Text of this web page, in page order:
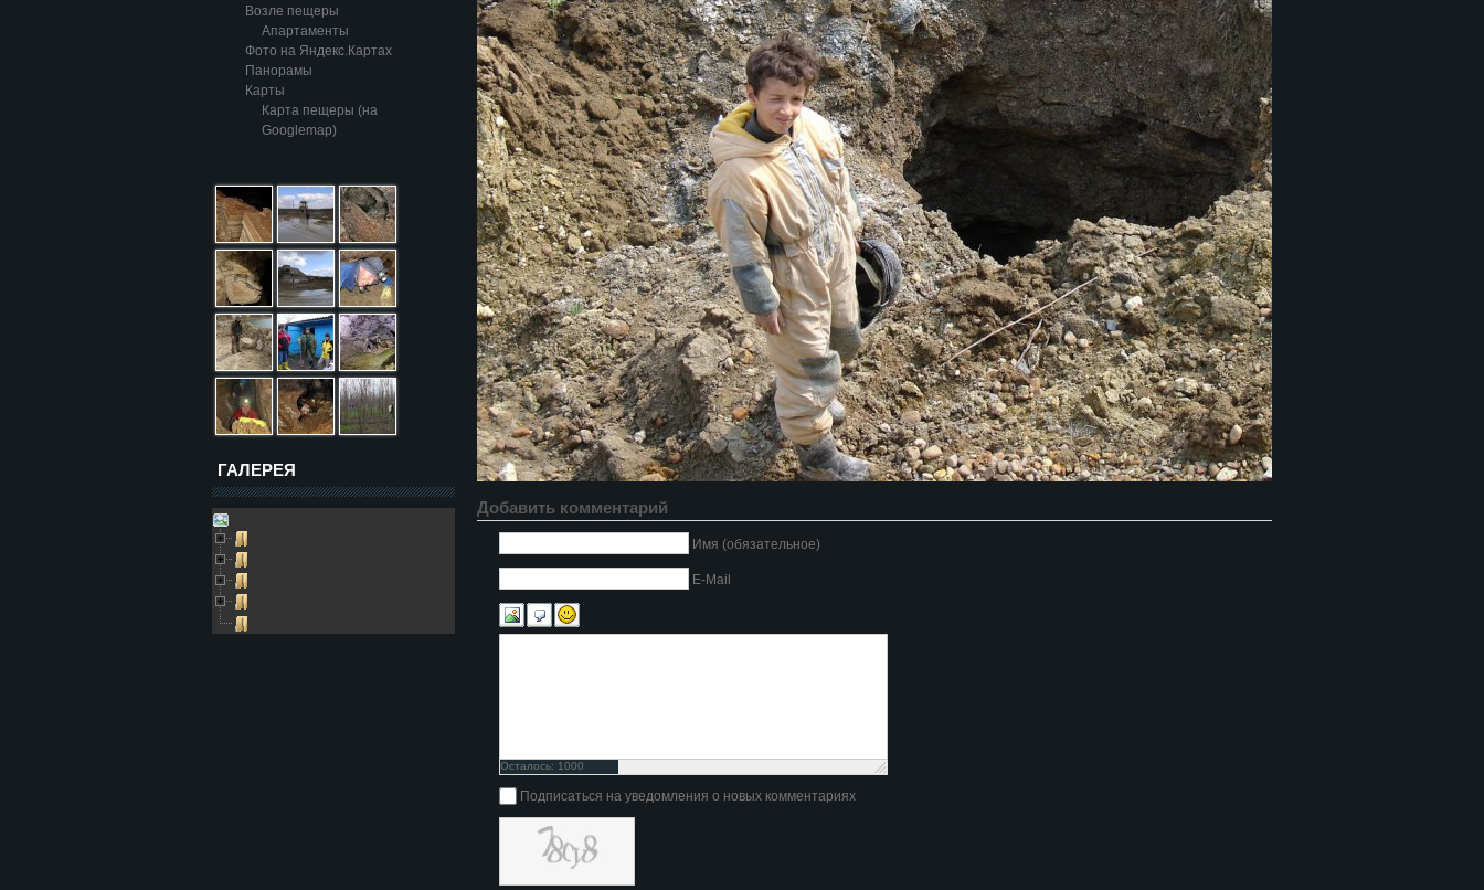
Возле пещеры
Апартаменты
Фото на Яндекс.Картах
Панорамы
Карты
Карта пещеры (на
Googlemap)
ГАЛЕРЕЯ
Добавить комментарий
Имя (обязательное)
E-Mail
Осталось: 1000
символов
Подписаться на уведомления о новых комментариях